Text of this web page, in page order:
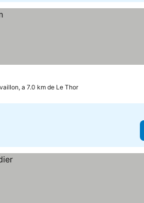
a 7.0 km de Le Thor